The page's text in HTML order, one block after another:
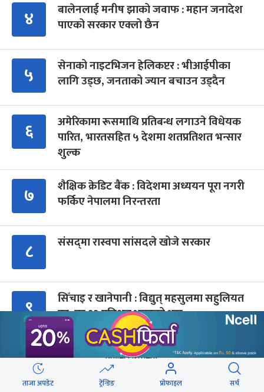
४
बालेनलाई मनीष झाको जवाफ : महान जनादेश
पाएको सरकार एक्लो छैन
५
सेनाको नाइटभिजन हेलिकप्टर : भीआईपीका
लागि उड्छ, जनताको ज्यान बचाउन उड्दैन
६
अमेरिकामा रूसमाथि प्रतिबन्ध लगाउने विधेयक
पारित, भारतसहित ५ देशमा शतप्रतिशत भन्सार
शुल्क
७
शैक्षिक क्रेडिट बैंक : विदेशमा अध्ययन पूरा नगरी
फर्किए नेपालमा निरन्तरता
८ संसद्‍मा रास्वपा सांसदले खोजे सरकार
९
सिँचाइ र खानेपानी : विद्युत् महसुलमा सहुलियत
दर, तर १३ प्रतिशत भ्याटको भार
Advertisment
ताजा अपडेट ट्रेन्डिङ प्रोफाइल सर्च